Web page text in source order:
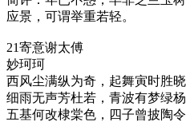
应景，可谓举重若轻。
21寄意谢太傅
妙珂珂
西风尘满纵为奇，起舞寅时胜晓
细雨无声芳杜若，青波有梦绿杨
五基何改棣棠色，四子曾披陶令